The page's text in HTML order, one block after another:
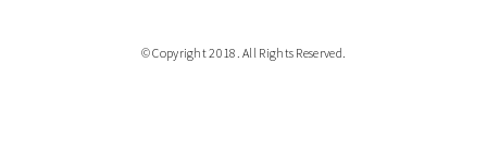
© Copyright 2018. All Rights Reserved.